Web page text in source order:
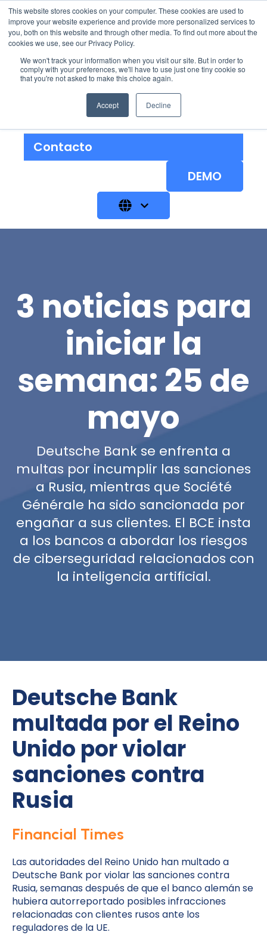
This website stores cookies on your computer. These cookies are used to
improve your website experience and provide more personalized services to
you, both on this website and through other media. To find out more about the
cookies we use, see our Privacy Policy.
We won't track your information when you visit our site. But in order to
comply with your preferences, we'll have to use just one tiny cookie so
that you're not asked to make this choice again.
Accept Decline
Soluciones Show submenu for
Contacto
DEMO
3 noticias para
iniciar la
semana: 25 de
mayo
Deutsche Bank se enfrenta a
multas por incumplir las sanciones
a Rusia, mientras que Société
Générale ha sido sancionada por
engañar a sus clientes. El BCE insta
a los bancos a abordar los riesgos
de ciberseguridad relacionados con
la inteligencia artificial.
Deutsche Bank
multada por el Reino
Unido por violar
sanciones contra
Rusia
Financial Times
Las autoridades del Reino Unido han multado a
Deutsche Bank por violar las sanciones contra
Rusia, semanas después de que el banco alemán se
hubiera autorreportado posibles infracciones
relacionadas con clientes rusos ante los
reguladores de la UE.